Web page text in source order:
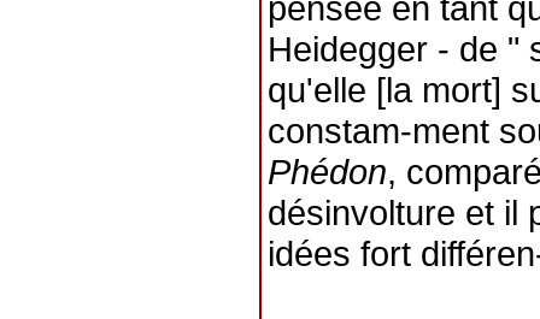
Heidegger- de "
qu'elle [la mort]
constam-ment
Phédon,
désinvolture et il
idées fort